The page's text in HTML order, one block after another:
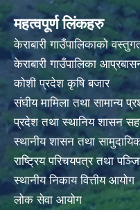
महत्वपूर्ण लिंकहरु
केराबारी गाउँपालिकाको
केराबारी गाउँपालिका
कोशी प्रदेश कृषि बजार
संघीय मामिला तथा सामान्य
प्रदेश तथा स्थानिय शासन
स्थानीय शासन तथा
राष्ट्रिय परिचयपत्र तथा
स्थानीय निकाय वित्तीय आयोग
लोक सेवा आयोग